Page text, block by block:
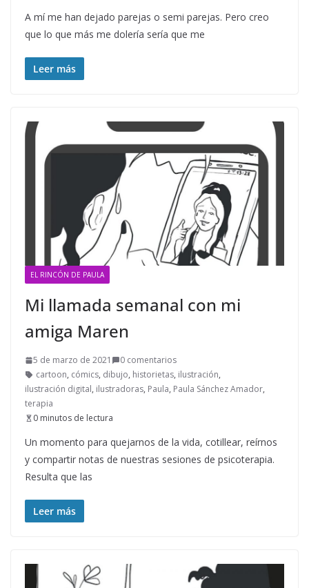
A mí me han dejado parejas o semi parejas. Pero creo
que lo que más me dolería sería que me
Leer más
EL RINCÓN DE PAULA
Mi llamada semanal con mi
amiga Maren
5 de marzo de 2021
0 comentarios
cartoon, cómics, dibujo, historietas, ilustración,
ilustración digital, ilustradoras, Paula, Paula Sánchez Amador,
terapia
0 minutos de lectura
Un momento para quejarnos de la vida, cotillear, reírnos
y compartir notas de nuestras sesiones de psicoterapia.
Resulta que las
Leer más